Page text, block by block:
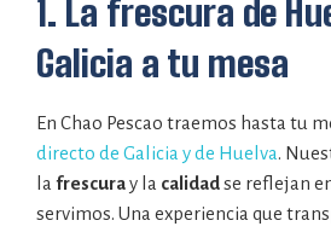
1. La frescura de
Galicia a tu mesa
En Chao Pescao traemos hasta tu
directo de Galicia y de Huelva.
la frescuray la calidadse reflejan
servimos. Una experiencia que